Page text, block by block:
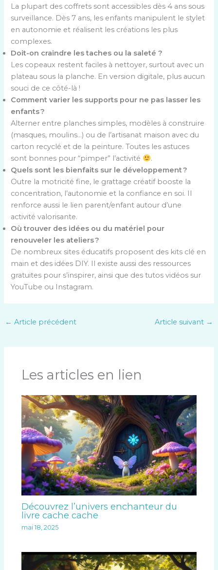
La plupart des coffrets sont accessibles dès 4 ans sous
surveillance. Dès 7 ans, les enfants manipulent le stylet
en autonomie et réalisent les créations les plus
complexes.
Doit-on craindre les taches ou la saleté ?
Les copeaux restent faciles à nettoyer, surtout avec un
plateau sous la planche. En version digitale, plus aucun
souci de ce côté-là !
Comment varier les supports pour ne pas lasser les
enfants ?
Alterner entre planches simples, modèles à construire
(masques, moulins…) ou de l’artisanat maison avec du
carton recyclé et de la peinture. Toutes les astuces
sont bonnes pour “pimper” l’activité
.
Quels sont les bienfaits sur le développement ?
Outre la motricité fine, le grattage créatif booste la
concentration, l’autonomie et la confiance en soi. Il
renforce aussi le lien parent/enfant autour d’une
activité valorisante.
Où trouver des idées ou du matériel pour
renouveler les ateliers ?
De nombreux sites éducatifs proposent des kits clé en
main et des idées DIY. Il existe aussi des ressources
gratuites pour s’inspirer, ainsi que des tutos vidéos sur
YouTube ou Instagram.
← Article précédent Article suivant →
Les articles en lien
Découvrez l’univers enchanteur du
livre cache cache
mai 18, 2025